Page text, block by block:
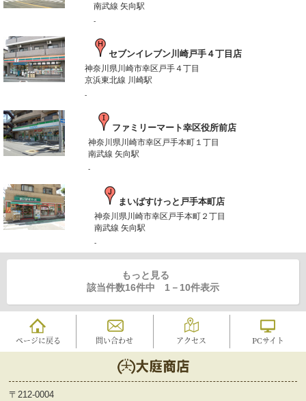
南武線 矢向駅
-
セブンイレブン川崎戸手４丁目店
神奈川県川崎市幸区戸手４丁目
京浜東北線 川崎駅
-
ファミリーマート幸区役所前店
神奈川県川崎市幸区戸手本町１丁目
南武線 矢向駅
-
まいばすけっと戸手本町店
神奈川県川崎市幸区戸手本町２丁目
南武線 矢向駅
-
もっと見る
該当件数16件中 1 － 10件表示
ページに戻る 問い合わせ アクセス PCサイト
〒212-0004